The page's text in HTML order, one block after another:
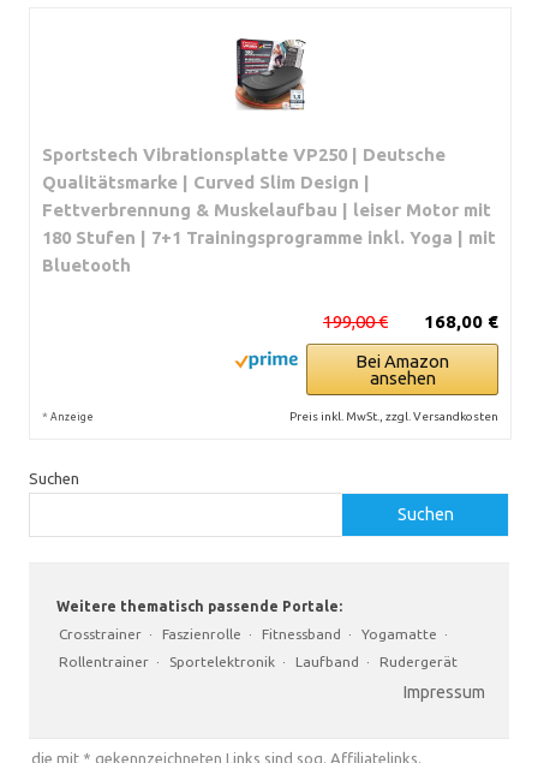
Sportstech Vibrationsplatte VP250 | Deutsche
Qualitätsmarke | Curved Slim Design |
Fettverbrennung & Muskelaufbau | leiser Motor mit
180 Stufen | 7+1 Trainingsprogramme inkl. Yoga | mit
Bluetooth
168,00 €
199,00 €
Bei Amazon
ansehen
* Anzeige Preis inkl. MwSt., zzgl. Versandkosten
Suchen
Suchen
Weitere thematisch passende Portale:
Crosstrainer · Faszienrolle · Fitnessband · Yogamatte ·
Rollentrainer · Sportelektronik · Laufband · Rudergerät
Impressum
die mit * gekennzeichneten Links sind sog. Affiliatelinks.